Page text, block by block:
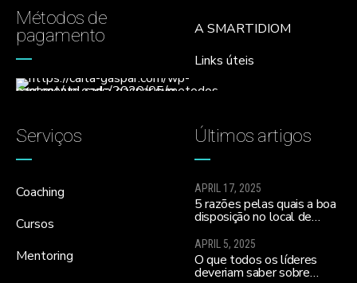
Métodos de
pagamento
A SMARTIDIOM
Links úteis
Serviços
Coaching
Cursos
Mentoring
Últimos artigos
APRIL 17, 2025
5 razões pelas quais a boa
disposição no local de
moral da equipa e a
realizares todos os teus
sonhos…
APRIL 5, 2025
O que todos os líderes
deveriam saber sobre